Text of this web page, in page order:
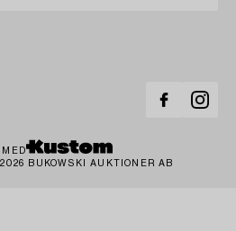
MED
BUKOWSKI AUKTIONER AB